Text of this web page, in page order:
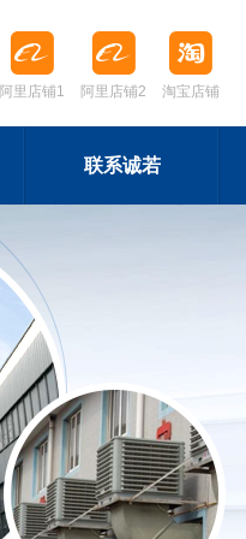
淘宝店铺
阿里店铺2
阿里店铺1
联系诚若